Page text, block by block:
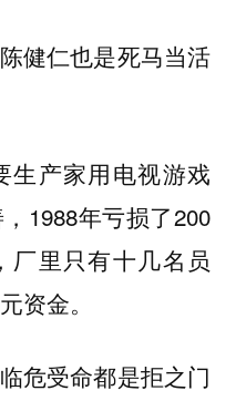
健仁也是死马当活
生产家用电视游戏
1988年亏损了200
厂里只有十几名员
资金。
危受命都是拒之门